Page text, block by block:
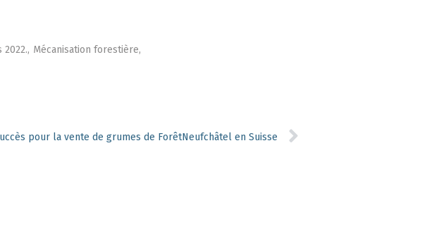
Mécanisation forestière,
pour la vente de grumes de ForêtNeufchâtel en Suisse